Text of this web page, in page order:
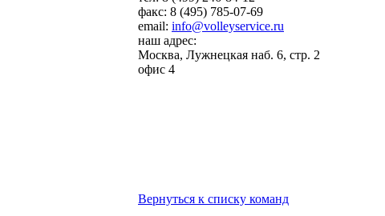
факс: 8 (495) 785-07-69
email: info@volleyservice.ru
наш адрес:
Москва, Лужнецкая наб. 6, стр. 2
офис 4
Вернуться к списку команд